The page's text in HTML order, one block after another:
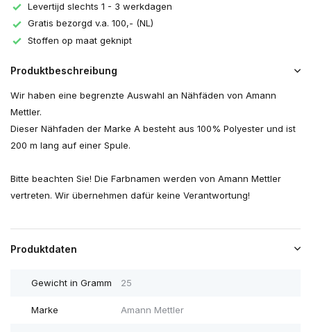
Levertijd slechts 1 - 3 werkdagen
Gratis bezorgd v.a. 100,- (NL)
Stoffen op maat geknipt
Produktbeschreibung
Wir haben eine begrenzte Auswahl an Nähfäden von Amann
Mettler.
Dieser Nähfaden der Marke A besteht aus 100% Polyester und ist
200 m lang auf einer Spule.
Bitte beachten Sie! Die Farbnamen werden von Amann Mettler
vertreten. Wir übernehmen dafür keine Verantwortung!
Produktdaten
Gewicht in Gramm 25
Marke Amann Mettler